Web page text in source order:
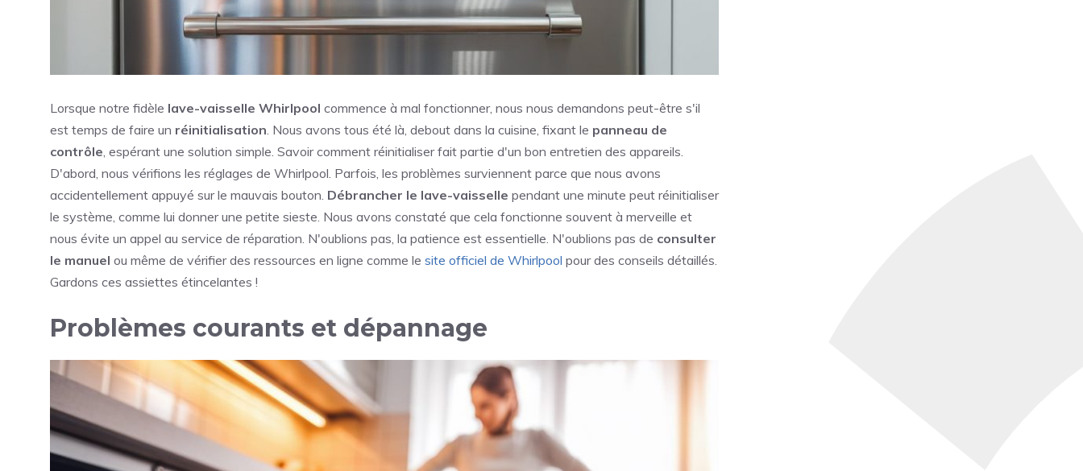
Lorsque notre fidèle lave-vaisselle Whirlpool commence à mal fonctionner, nous nous demandons peut-être s'il
est temps de faire un réinitialisation . Nous avons tous été là, debout dans la cuisine, fixant le panneau de
contrôle , espérant une solution simple. Savoir comment réinitialiser fait partie d'un bon entretien des appareils.
D'abord, nous vérifions les réglages de Whirlpool. Parfois, les problèmes surviennent parce que nous avons
accidentellement appuyé sur le mauvais bouton. Débrancher le lave-vaisselle pendant une minute peut réinitialiser
le système, comme lui donner une petite sieste. Nous avons constaté que cela fonctionne souvent à merveille et
nous évite un appel au service de réparation. N'oublions pas, la patience est essentielle. N'oublions pas de consulter
le manuel ou même de vérifier des ressources en ligne comme le site officiel de Whirlpool pour des conseils détaillés.
Gardons ces assiettes étincelantes !
Problèmes courants et dépannage